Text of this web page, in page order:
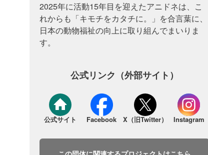
2025年に活動15年目を迎えたアニドネは、こ
れからも「キモチをカタチに。」を合言葉に、
日本の動物福祉の向上に取り組んでまいりま
す。
公式リンク（外部サイト）
公式サイト Facebook X（旧Twitter） Instagram